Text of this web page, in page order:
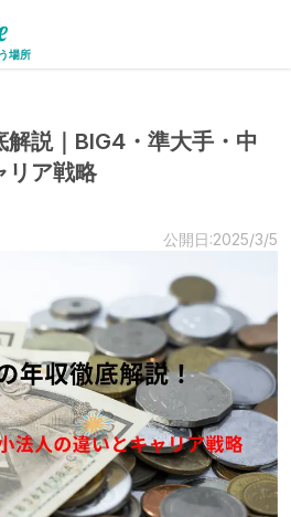
場所
説｜BIG4・準大手・中
リア戦略
公開日:2025/3/5